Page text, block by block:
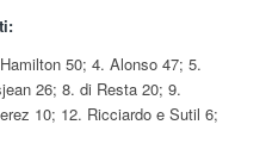
50; 4. Alonso 47; 5.
26; 8. di Resta 20; 9.
10; 12. Ricciardo e Sutil 6;